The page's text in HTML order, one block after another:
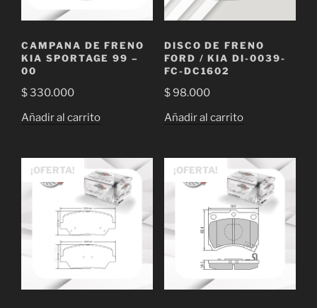
CAMPANA DE FRENO
KIA SPORTAGE 99 –
00
$330.000
Añadir al carrito
DISCO DE FRENO
FORD / KIA DI-0039-
FC-DC1602
$98.000
Añadir al carrito
¡OFERTA! ¡OFERTA!